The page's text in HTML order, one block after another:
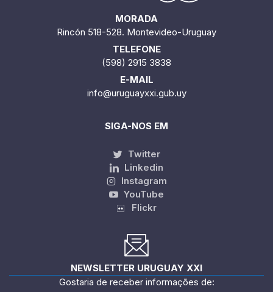
MORADA
Rincón 518-528. Montevideo-Uruguay
TELEFONE
(598) 2915 3838
E-MAIL
info@uruguayxxi.gub.uy
SIGA-NOS EM
Twitter
Linkedin
Instagram
YouTube
Flickr
NEWSLETTER URUGUAY XXI
Gostaria de receber informações de: